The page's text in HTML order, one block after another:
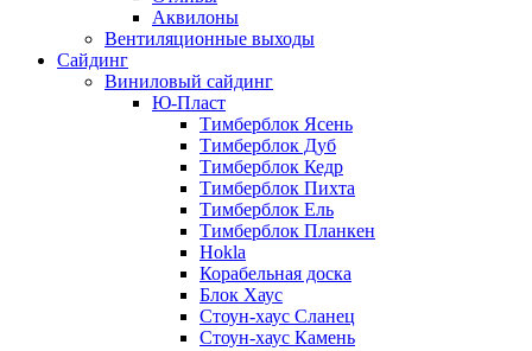
Аквилоны
Вентиляционные выходы
Сайдинг
Виниловый сайдинг
Ю-Пласт
Тимберблок Ясень
Тимберблок Дуб
Тимберблок Кедр
Тимберблок Пихта
Тимберблок Ель
Тимберблок Планкен
Hokla
Корабельная доска
Блок Хаус
Стоун-хаус Сланец
Стоун-хаус Камень